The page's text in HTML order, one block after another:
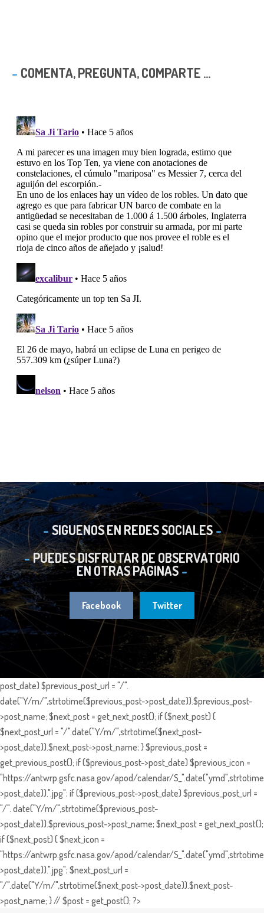
COMENTA, PREGUNTA, COMPARTE ...
SIGUENOS EN REDES SOCIALES
PUEDES DISFRUTAR DE OBSERVATORIO
EN OTRAS PÁGINAS
Facebook Twitter
post_date) $previous_post_url = "/".
date("Y/m/",strtotime($previous_post->post_date)).$previous_post-
>post_name; $next_post = get_next_post(); if ($next_post) {
$next_post_url = "/".date("Y/m/",strtotime($next_post-
>post_date)).$next_post->post_name; } $previous_post =
get_previous_post(); if ($previous_post->post_date) $previous_icon =
"https://antwrp.gsfc.nasa.gov/apod/calendar/
>post_date)).".jpg"; if ($previous_post->post_date) $previous_post_url =
"/". date("Y/m/",strtotime($previous_post-
>post_date)).$previous_post->post_name; $next_post = get_next_post();
if ($next_post) { $next_icon =
"https://antwrp.gsfc.nasa.gov/apod/calendar/
>post_date)).".jpg"; $next_post_url =
"/".date("Y/m/",strtotime($next_post->post_date)).$next_post-
>post_name; } // $post = get_post(); ?>